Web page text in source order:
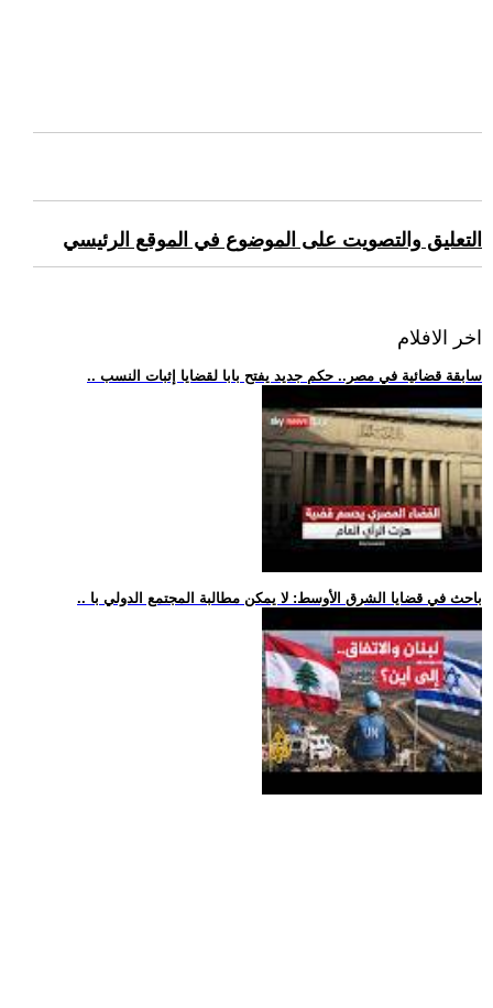
التعليق والتصويت على الموضوع في الموقع الرئيسي
اخر الافلام
.. سابقة قضائية في مصر.. حكم جديد يفتح بابا لقضايا إثبات النسب
.. باحث في قضايا الشرق الأوسط: لا يمكن مطالبة المجتمع الدولي با